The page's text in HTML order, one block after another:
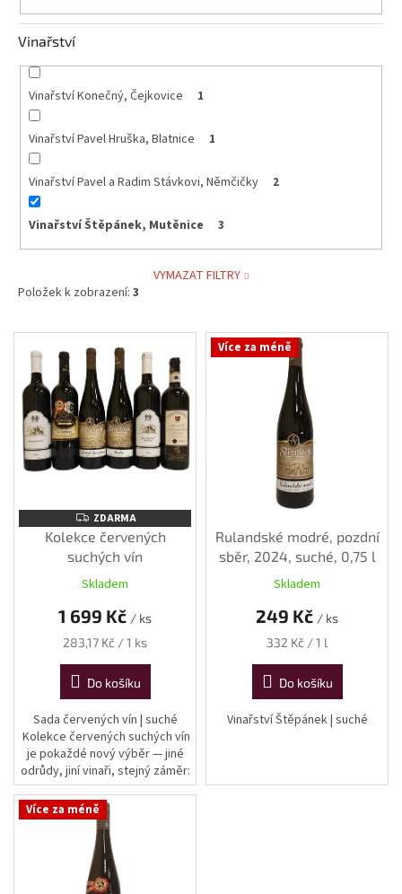
Vinařství
Vinařství Konečný, Čejkovice 1
Vinařství Pavel Hruška, Blatnice 1
Vinařství Pavel a Radim Stávkovi, Němčičky 2
Vinařství Štěpánek, Mutěnice 3
VYMAZAT FILTRY
Položek k zobrazení: 3
V
ZDARMA
ZDARMA
Kolekce červených
suchých vín
Skladem
1 699 Kč / ks
Měrná
283,17 Kč / 1 ks
Do košíku
Sada červených vín | suché
Kolekce červených suchých vín
je pokaždé nový výběr — jiné
odrůdy, jiní vinaři, stejný záměr:
ukázat šíři moravských
červených vín v kategorii...
Více za méně
Rulandské modré, pozdní
sběr, 2024, suché, 0,75 l
Skladem
249 Kč / ks
Měrná
332 Kč / 1 l
Do košíku
Vinařství Štěpánek | suché
Více za méně